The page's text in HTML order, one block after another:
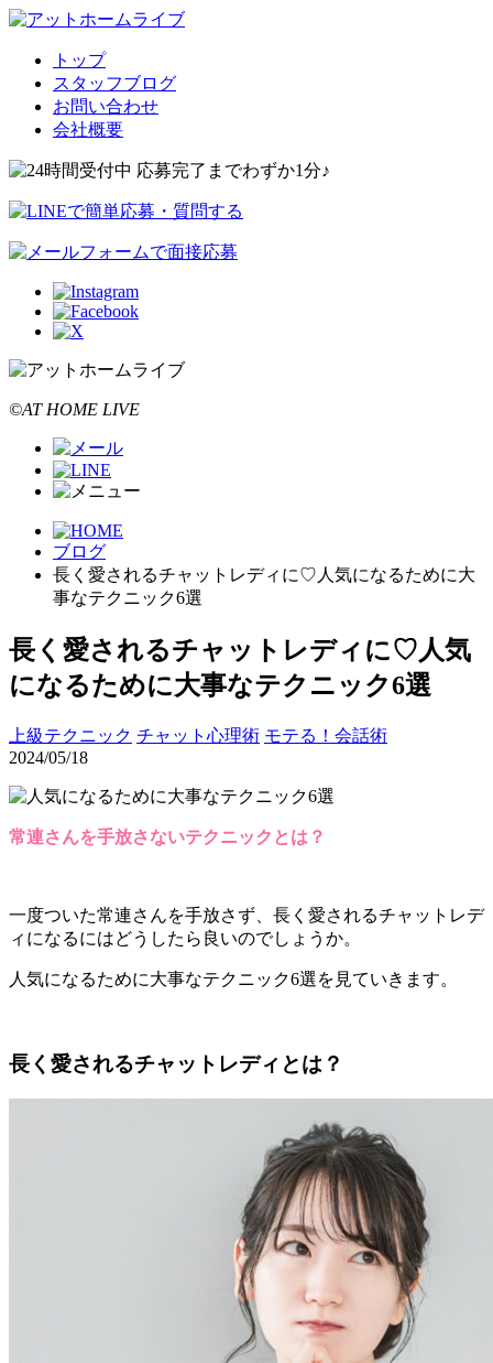
トップ
スタッフブログ
お問い合わせ
会社概要
©AT HOME LIVE
ブログ
長く愛されるチャットレディに♡人気になるために大
事なテクニック6選
長く愛されるチャットレディに♡人気
になるために大事なテクニック6選
上級テクニック チャット心理術 モテる！会話術
2024/05/18
常連さんを手放さないテクニックとは？
一度ついた常連さんを手放さず、長く愛されるチャットレデ
ィになるにはどうしたら良いのでしょうか。
人気になるために大事なテクニック6選を見ていきます。
長く愛されるチャットレディとは？